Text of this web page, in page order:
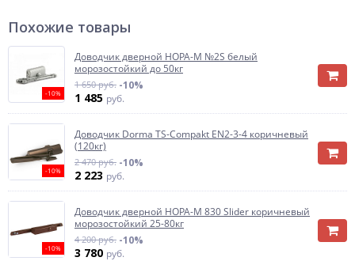
Похожие товары
-10%
Доводчик дверной НОРА-М №2S белый
морозостойкий до 50кг
1 650 руб. -10%
1 485 руб.
-10%
Доводчик Dorma TS-Compakt EN2-3-4 коричневый
(120кг)
2 470 руб. -10%
2 223 руб.
-10%
Доводчик дверной НОРА-М 830 Slider коричневый
морозостойкий 25-80кг
4 200 руб. -10%
3 780 руб.